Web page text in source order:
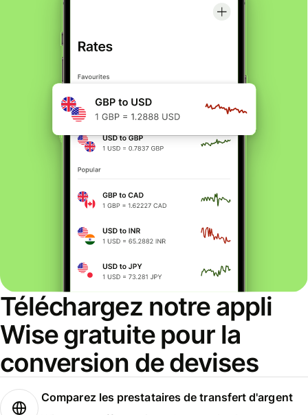
Téléchargez notre appli
Wise gratuite pour la
conversion de devises
Comparez les prestataires de transfert d'argent